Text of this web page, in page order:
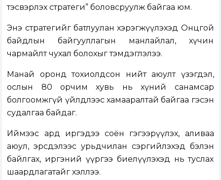
тэсвэрлэх стратеги” боловсруулж байгаа юм.
Энэ стратегийг батлуулан хэрэгжүүлэхэд Онцгой
байдлын байгууллагын манлайлал, хүчин
чармайлт чухал болохыг тэмдэглэлээ.
Манай оронд тохиолдсон нийт аюулт үзэгдэл,
ослын 80 орчим хувь нь хүний санамсар
болгоомжгүй үйлдлээс хамааралтай байгаа гэсэн
судалгаа байдаг.
Иймээс ард иргэдээ соён гэгээрүүлэх, аливаа
аюул, эрсдэлээс урьдчилан сэргийлэхэд бэлэн
байлгах, иргэний үүргээ биелүүлэхэд нь туслах
шаардлагатайг хэллээ.